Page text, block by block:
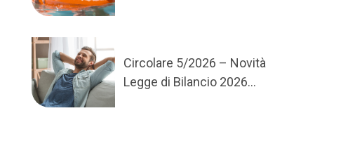
Circolare 5/2026 – Novità
Legge di Bilancio 2026...